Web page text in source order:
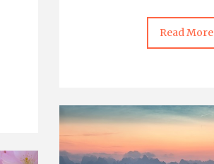
Read More